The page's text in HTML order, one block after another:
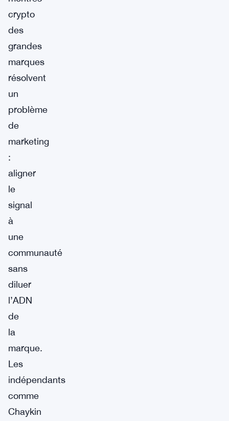
crypto
des
grandes
marques
résolvent
un
problème
de
marketing
:
aligner
le
signal
à
une
communauté
sans
diluer
l’ADN
de
la
marque.
Les
indépendants
comme
Chaykin